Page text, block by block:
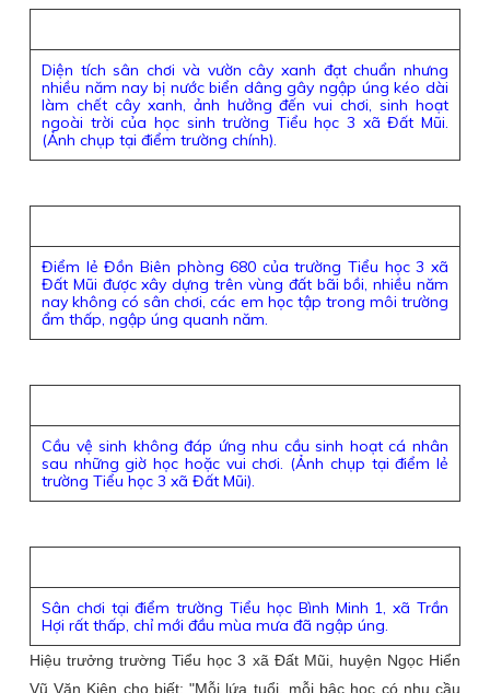
Diện tích sân chơi và vườn cây xanh đạt chuẩn nhưng
nhiều năm nay bị nước biển dâng gây ngập úng kéo dài
làm chết cây xanh, ảnh hưởng đến vui chơi, sinh hoạt
ngoài trời của học sinh trường Tiểu học 3 xã Đất Mũi.
(Ảnh chụp tại điểm trường chính).
Điểm lẻ Đồn Biên phòng 680 của trường Tiểu học 3 xã
Đất Mũi được xây dựng trên vùng đất bãi bồi, nhiều năm
nay không có sân chơi, các em học tập trong môi trường
ẩm thấp, ngập úng quanh năm.
Cầu vệ sinh không đáp ứng nhu cầu sinh hoạt cá nhân
sau những giờ học hoặc vui chơi. (Ảnh chụp tại điểm lẻ
trường Tiểu học 3 xã Đất Mũi).
Sân chơi tại điểm trường Tiểu học Bình Minh 1, xã Trần
Hợi rất thấp, chỉ mới đầu mùa mưa đã ngập úng.
Hiệu trưởng trường Tiểu học 3 xã Đất Mũi, huyện Ngọc Hiển
Vũ Văn Kiên cho biết: "Mỗi lứa tuổi, mỗi bậc học có nhu cầu